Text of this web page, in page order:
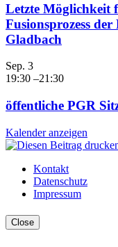
Letzte Möglichkeit
Fusionsprozess
Gladbach
Sep. 3
19:30 –21:30
öffentliche PGR
Kalender anzeigen
Kontakt
Datenschutz
Impressum
Close